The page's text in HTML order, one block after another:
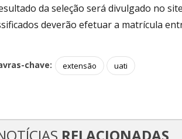
da seleção será divulgado no
deverão efetuar a matrícula
chave: extensão uati